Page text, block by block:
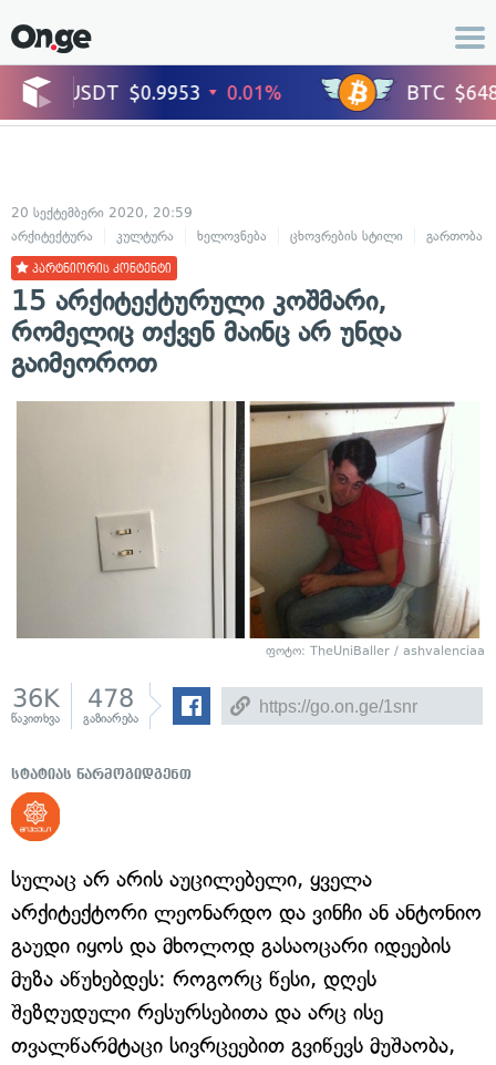
20 სექტემბერი 2020, 20:59
არქიტექტურა
კულტურა ხელოვნება ცხოვრების სტილი გართობა
პარტნიორის კონტენტი
15 არქიტექტურული კოშმარი,
რომელიც თქვენ მაინც არ უნდა
გაიმეოროთ
ფოტო: TheUniBaller / ashvalenciaa
36K
წაკითხვა
478
გაზიარება
სტატიას წარმოგიდგენთ
სულაც არ არის აუცილებელი, ყველა
არქიტექტორი ლეონარდო და ვინჩი ან ანტონიო
გაუდი იყოს და მხოლოდ გასაოცარი იდეების
მუზა აწუხებდეს: როგორც წესი, დღეს
შეზღუდული რესურსებითა და არც ისე
თვალწარმტაცი სივრცეებით გვიწევს მუშაობა,